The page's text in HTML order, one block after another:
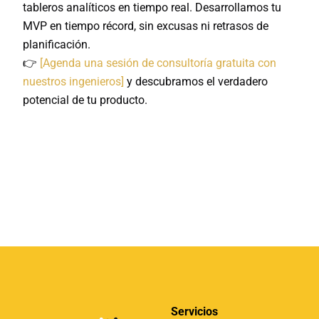
tableros analíticos en tiempo real. Desarrollamos tu
MVP en tiempo récord, sin excusas ni retrasos de
planificación.
👉 [Agenda una sesión de consultoría gratuita con
nuestros ingenieros] y descubramos el verdadero
potencial de tu producto.
Servicios